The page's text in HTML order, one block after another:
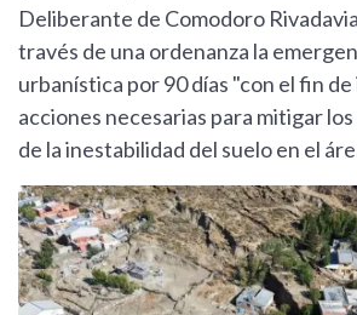
Deliberante de Comodoro
través de una ordenanza la
urbanística por 90 días "con el fin
acciones necesarias para mitigar
de la inestabilidad del suelo en el